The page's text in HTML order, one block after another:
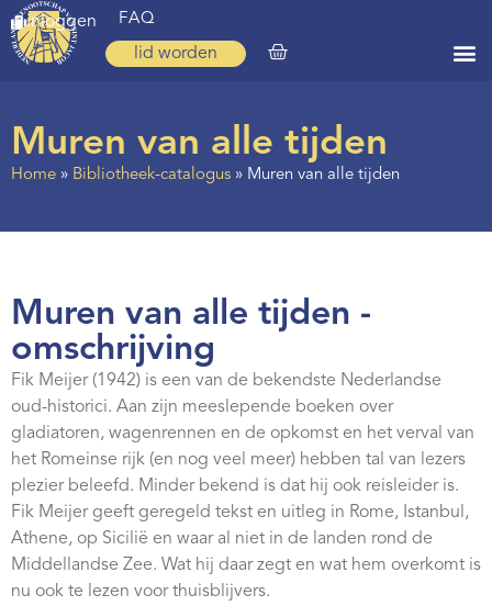
inloggen FAQ
lid worden
Zoeken
Ervaringen
Regio’s
Nieuws
Agenda
Webshop
Contact
Muren van alle tijden
Home » Bibliotheek-catalogus » Muren van alle tijden
Muren van alle tijden -
omschrijving
Fik Meijer (1942) is een van de bekendste Nederlandse
oud-historici. Aan zijn meeslepende boeken over
gladiatoren, wagenrennen en de opkomst en het verval van
het Romeinse rijk (en nog veel meer) hebben tal van lezers
plezier beleefd. Minder bekend is dat hij ook reisleider is.
Fik Meijer geeft geregeld tekst en uitleg in Rome, Istanbul,
Athene, op Sicilië en waar al niet in de landen rond de
Middellandse Zee. Wat hij daar zegt en wat hem overkomt is
nu ook te lezen voor thuisblijvers.